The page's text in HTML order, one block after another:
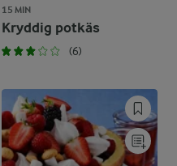
15 MIN
Kryddig potkäs
(6)